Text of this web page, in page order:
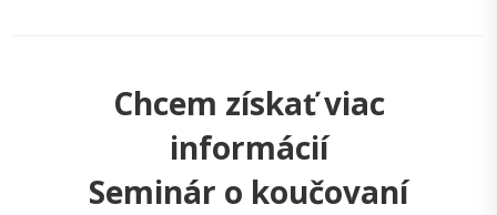
Chcem získať viac
informácií
Seminár o koučovaní